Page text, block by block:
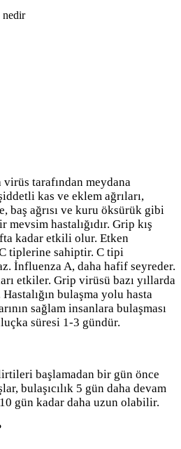
tarafından meydana
kas ve eklem ağrıları,
ağrısı ve kuru öksürük gibi
hastalığıdır. Grip kış
kadar etkili olur. Etken
tiplerine sahiptir. C tipi
İnfluenza A, daha hafif seyreder.
etkiler. Grip virüsü bazı yıllarda
bulaşma yolu hasta
sağlam insanlara bulaşması
süresi 1-3 gündür.
başlamadan bir gün önce
bulaşıcılık 5 gün daha devam
gün kadar daha uzun olabilir.